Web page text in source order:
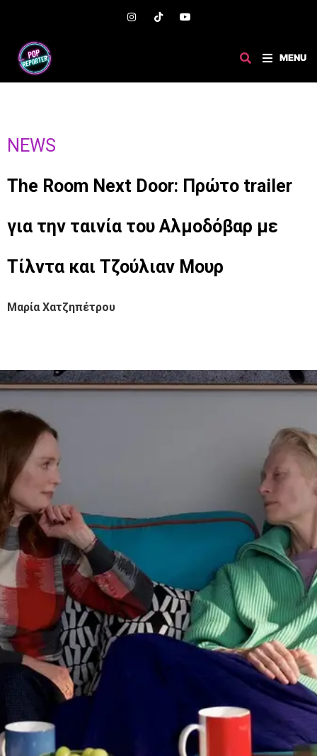
MENU
NEWS
The Room Next Door: Πρώτο trailer
για την ταινία του Αλμοδόβαρ με
Τίλντα και Τζούλιαν Μουρ
Μαρία Χατζηπέτρου